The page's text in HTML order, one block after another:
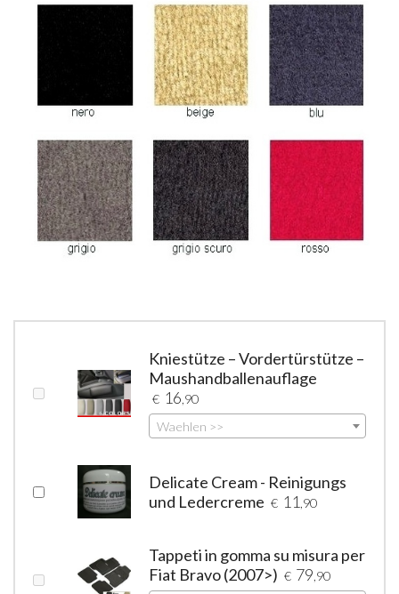
Kniestütze – Vordertürstütze –
Maushandballenauflage
€ 16 ,90
Waehlen >>
Delicate Cream - Reinigungs
und Ledercreme € 11 ,90
Tappeti in gomma su misura per
Fiat Bravo (2007>) € 79 ,90